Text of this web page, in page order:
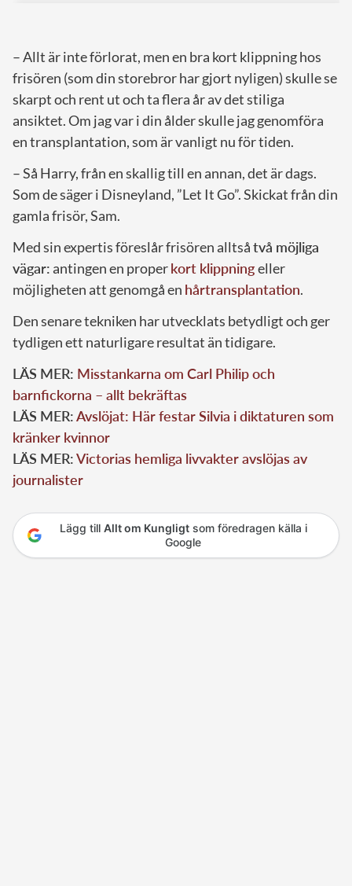
– Allt är inte förlorat, men en bra kort klippning hos
frisören (som din storebror har gjort nyligen) skulle se
skarpt och rent ut och ta flera år av det stiliga
ansiktet. Om jag var i din ålder skulle jag genomföra
en transplantation, som är vanligt nu för tiden.
– Så Harry, från en skallig till en annan, det är dags.
Som de säger i Disneyland, ”Let It Go”. Skickat från din
gamla frisör, Sam.
Med sin expertis föreslår frisören alltsåtvå möjliga
vägar: antingen en properkort klippningeller
möjligheten att genomgå en hårtransplantation.
Den senare tekniken har utvecklats betydligt och ger
tydligen ett naturligare resultat än tidigare.
LÄS MER: Misstankarna om Carl Philip och
barnfickorna – allt bekräftas
LÄS MER:Avslöjat: Här festar Silvia i diktaturen som
kränker kvinnor
LÄS MER:Victorias hemliga livvakter avslöjas av
journalister
Lägg till Allt om Kungligtsom föredragen källa i
Google